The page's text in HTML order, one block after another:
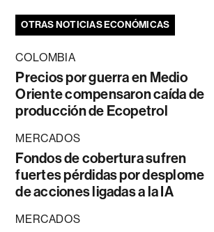
OTRAS NOTICIAS ECONÓMICAS
COLOMBIA
Precios por guerra en Medio
Oriente compensaron caída de
producción de Ecopetrol
MERCADOS
Fondos de cobertura sufren
fuertes pérdidas por desplome
de acciones ligadas a la IA
MERCADOS